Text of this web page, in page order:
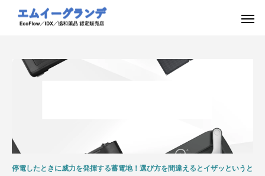
停電したときに威力を発揮する蓄電地！選び方を間違えるとイザッというと